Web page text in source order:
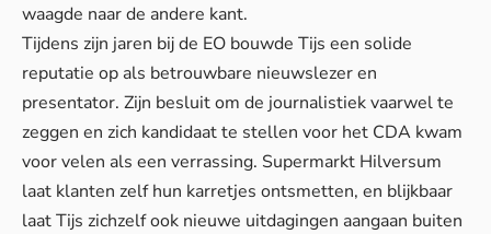
waagde naar de andere kant.
Tijdens zijn jaren bij de EO bouwde Tijs een solide
reputatie op als betrouwbare nieuwslezer en
presentator. Zijn besluit om de journalistiek vaarwel te
zeggen en zich kandidaat te stellen voor het CDA kwam
voor velen als een verrassing. Supermarkt Hilversum
laat klanten zelfhun karretjes ontsmetten, en blijkbaar
laat Tijs zichzelf ook nieuwe uitdagingen aangaan buiten